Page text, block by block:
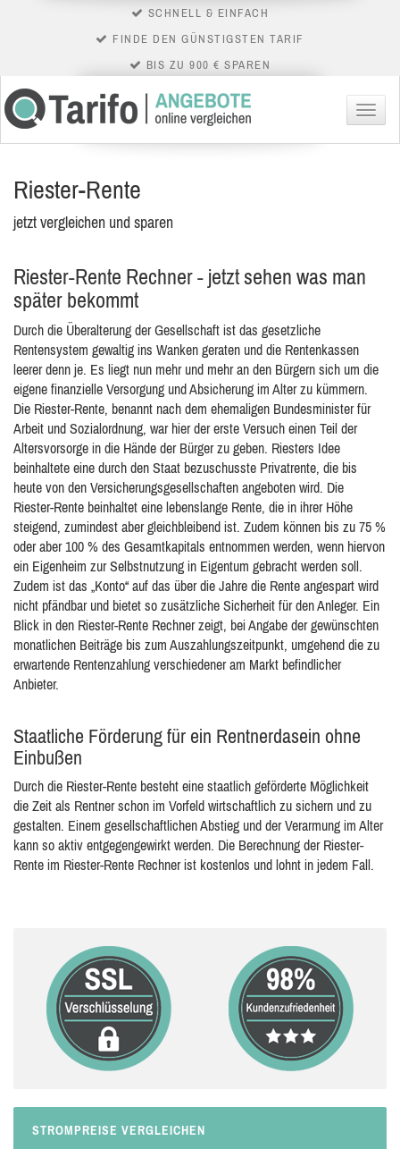
SCHNELL & EINFACH
FINDE DEN GÜNSTIGSTEN TARIF
BIS ZU 900 € SPAREN
Menü
Riester-Rente
jetzt vergleichen und sparen
Riester-Rente Rechner - jetzt sehen was man
später bekommt
Durch die Überalterung der Gesellschaft ist das gesetzliche
Rentensystem gewaltig ins Wanken geraten und die Rentenkassen
leerer denn je. Es liegt nun mehr und mehr an den Bürgern sich um die
eigene finanzielle Versorgung und Absicherung im Alter zu kümmern.
Die Riester-Rente, benannt nach dem ehemaligen Bundesminister für
Arbeit und Sozialordnung, war hier der erste Versuch einen Teil der
Altersvorsorge in die Hände der Bürger zu geben. Riesters Idee
beinhaltete eine durch den Staat bezuschusste Privatrente, die bis
heute von den Versicherungsgesellschaften angeboten wird. Die
Riester-Rente beinhaltet eine lebenslange Rente, die in ihrer Höhe
steigend, zumindest aber gleichbleibend ist. Zudem können bis zu 75 %
oder aber 100 % des Gesamtkapitals entnommen werden, wenn hiervon
ein Eigenheim zur Selbstnutzung in Eigentum gebracht werden soll.
Zudem ist das „Konto“ auf das über die Jahre die Rente angespart wird
nicht pfändbar und bietet so zusätzliche Sicherheit für den Anleger. Ein
Blick in den Riester-Rente Rechner zeigt, bei Angabe der gewünschten
monatlichen Beiträge bis zum Auszahlungszeitpunkt, umgehend die zu
erwartende Rentenzahlung verschiedener am Markt befindlicher
Anbieter.
Staatliche Förderung für ein Rentnerdasein ohne
Einbußen
Durch die Riester-Rente besteht eine staatlich geförderte Möglichkeit
die Zeit als Rentner schon im Vorfeld wirtschaftlich zu sichern und zu
gestalten. Einem gesellschaftlichen Abstieg und der Verarmung im Alter
kann so aktiv entgegengewirkt werden. Die Berechnung der Riester-
Rente im Riester-Rente Rechner ist kostenlos und lohnt in jedem Fall.
STROMPREISE VERGLEICHEN